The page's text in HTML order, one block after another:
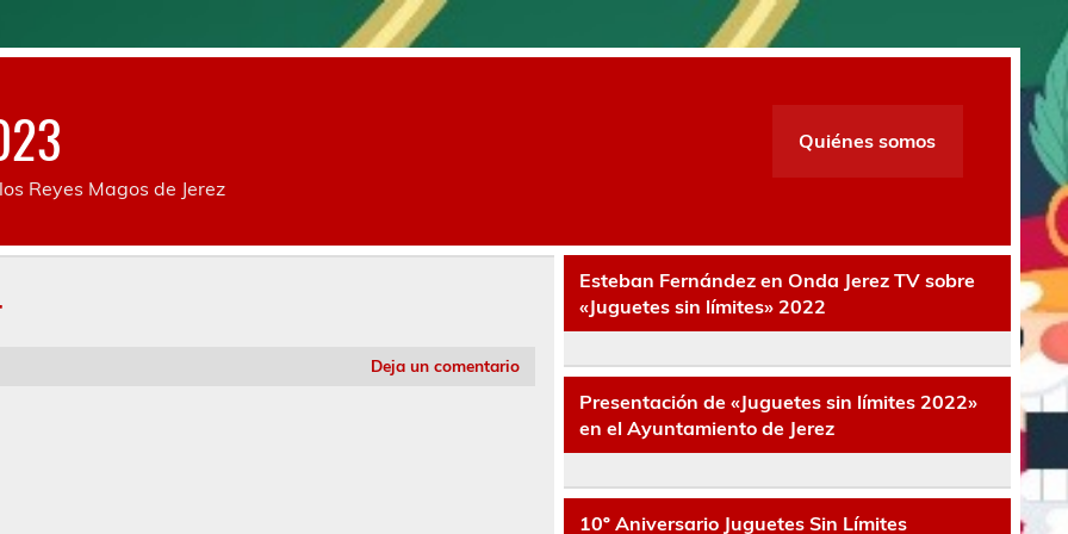
Reyes Magos de Jerez
Quiénes somos
Deja un comentario
Esteban Fernández en Onda Jerez TV sobre
«Juguetes sin límites» 2022
Presentación de «Juguetes sin límites 2022»
en el Ayuntamiento de Jerez
10º Aniversario Juguetes Sin Límites